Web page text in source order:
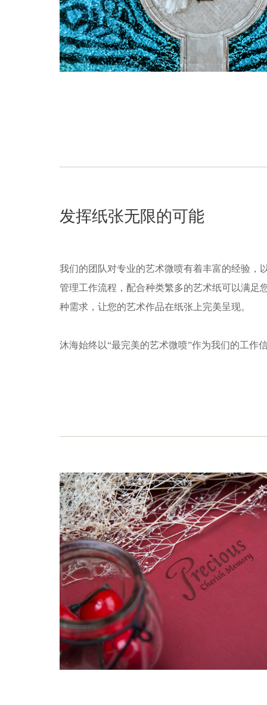
发挥纸张无限的可能
我们的团队对专业的艺术微喷有着丰富的经验，
管理工作流程，配合种类繁多的艺术纸可以满足
种需求，让您的艺术作品在纸张上完美呈现。
沐海始终以“最完美的艺术微喷”作为我们的工作